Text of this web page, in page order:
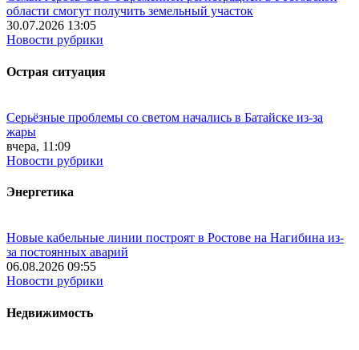
области смогут получить земельный участок
30.07.2026 13:05
Новости рубрики
Острая ситуация
Серьёзные проблемы со светом начались в Батайске из-за
жары
вчера, 11:09
Новости рубрики
Энергетика
Новые кабельные линии построят в Ростове на Нагибина из-
за постоянных аварий
06.08.2026 09:55
Новости рубрики
Недвижимость